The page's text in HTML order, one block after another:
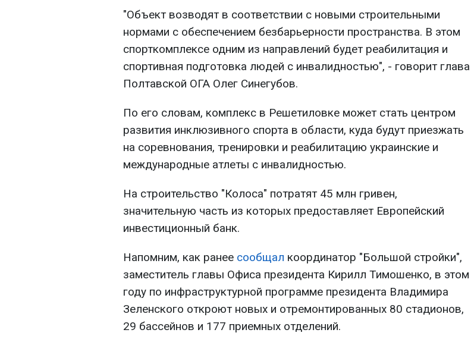
"Объект возводят в соответствии с новыми строительными
нормами с обеспечением безбарьерности пространства. В этом
спорткомплексе одним из направлений будет реабилитация и
спортивная подготовка людей с инвалидностью", - говорит глава
Полтавской ОГА Олег Синегубов.
По его словам, комплекс в Решетиловке может стать центром
развития инклюзивного спорта в области, куда будут приезжать
на соревнования, тренировки и реабилитацию украинские и
международные атлеты с инвалидностью.
На строительство "Колоса" потратят 45 млн гривен,
значительную часть из которых предоставляет Европейский
инвестиционный банк.
Напомним, как ранее сообщал координатор "Большой стройки",
заместитель главы Офиса президента Кирилл Тимошенко, в этом
году по инфраструктурной программе президента Владимира
Зеленского откроют новых и отремонтированных 80 стадионов,
29 бассейнов и 177 приемных отделений.